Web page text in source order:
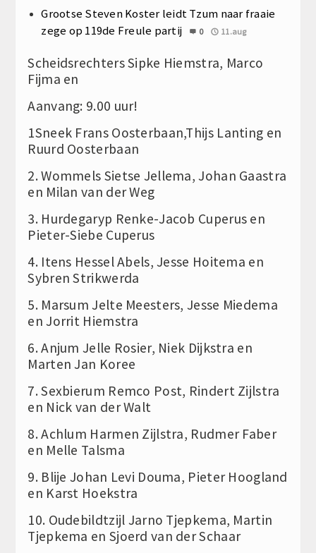
Grootse Steven Koster leidt Tzum naar fraaie
zege op 119de Freule partij
0 11.aug
Scheidsrechters Sipke Hiemstra, Marco
Fijma en
Aanvang: 9.00 uur!
1Sneek Frans Oosterbaan,Thijs Lanting en
Ruurd Oosterbaan
2. Wommels Sietse Jellema, Johan Gaastra
en Milan van der Weg
3. Hurdegaryp Renke-Jacob Cuperus en
Pieter-Siebe Cuperus
4. Itens Hessel Abels, Jesse Hoitema en
Sybren Strikwerda
5. Marsum Jelte Meesters, Jesse Miedema
en Jorrit Hiemstra
6. Anjum Jelle Rosier, Niek Dijkstra en
Marten Jan Koree
7. Sexbierum Remco Post, Rindert Zijlstra
en Nick van der Walt
8. Achlum Harmen Zijlstra, Rudmer Faber
en Melle Talsma
9. Blije Johan Levi Douma, Pieter Hoogland
en Karst Hoekstra
10. Oudebildtzijl Jarno Tjepkema, Martin
Tjepkema en Sjoerd van der Schaar